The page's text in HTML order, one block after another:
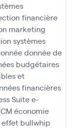
financière
marketing
systèmes
donnée de
budgétaires
et
financières
Suitee-
économie
effet bullwhip